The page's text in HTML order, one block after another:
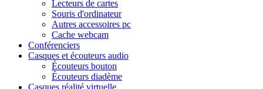
Lecteurs de cartes
Souris d'ordinateur
Autres accessoires pc
Cache webcam
Conférenciers
Casques et écouteurs audio
Écouteurs bouton
Écouteurs diadème
Casques réalité virtuelle